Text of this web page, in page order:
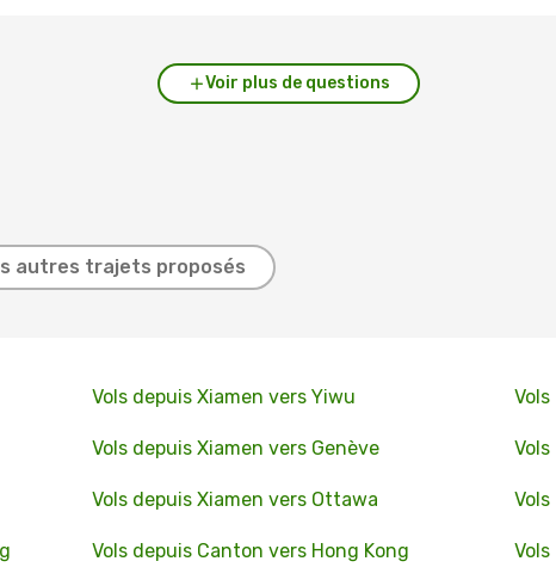
Voir plus de questions
autres trajets proposés
Vols depuis Xiamen vers Yiwu
Vols depuis Xiamen vers Genève
Vols depuis Xiamen vers Ottawa
Vols depuis Canton vers Hong Kong